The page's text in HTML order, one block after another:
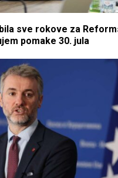
sve rokove za
pomake 30. jula